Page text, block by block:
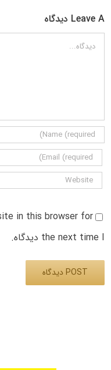
Leave A دیدگاه
دیدگاه
in this browser for
the next time I دیدگاه.